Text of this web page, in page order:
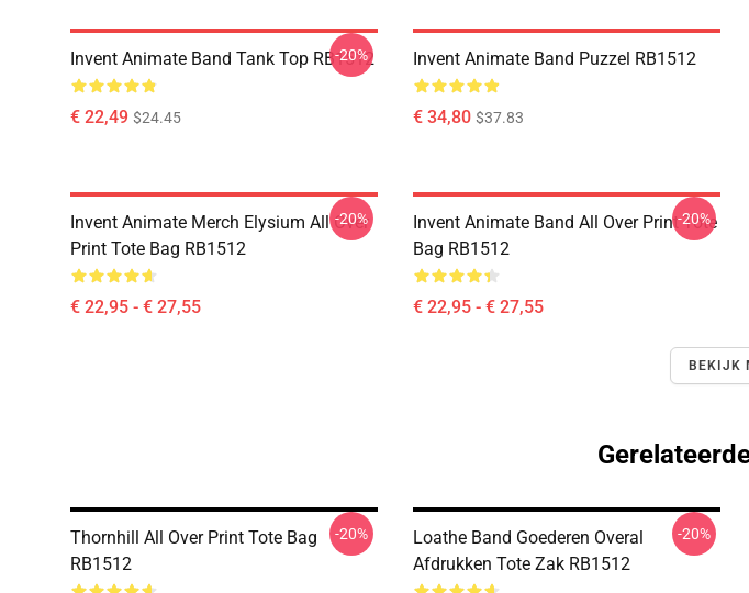
Invent Animate Band Tank Top RB1512
€ 22,49 $24.45
-20% Invent Animate Band Puzzel RB1512
€ 34,80 $37.83
Invent Animate Merch Elysium All Over
Print Tote Bag RB1512
€ 22,95 - € 27,55
-20%
Invent Animate Band All Over Print Tote
Bag RB1512
€ 22,95 - € 27,55
-20%
BEKIJK
Thornhill All Over Print Tote Bag
RB1512
-20%
Loathe Band Goederen Overal
Afdrukken Tote Zak RB1512
-20%